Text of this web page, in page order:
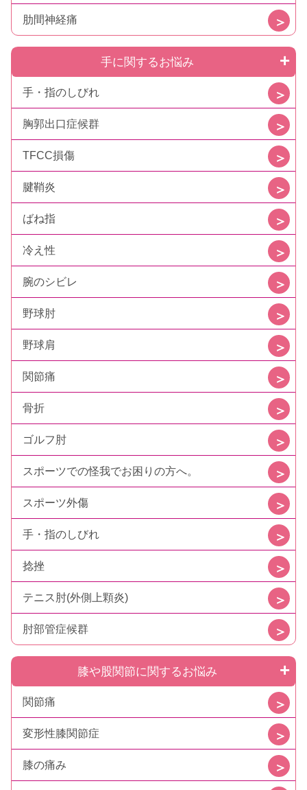
肋間神経痛
手に関するお悩み
手・指のしびれ
胸郭出口症候群
TFCC損傷
腱鞘炎
ばね指
冷え性
腕のシビレ
野球肘
野球肩
関節痛
骨折
ゴルフ肘
スポーツでの怪我でお困りの方へ。
スポーツ外傷
手・指のしびれ
捻挫
テニス肘(外側上顆炎)
肘部管症候群
膝や股関節に関するお悩み
関節痛
変形性膝関節症
膝の痛み